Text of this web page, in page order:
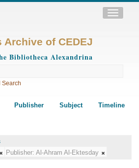
Toggle
Archive of CEDEJ
Bibliotheca Alexandrina
Search
Publisher Subject Timeline
Publisher: Al-Ahram Al-Ektesday